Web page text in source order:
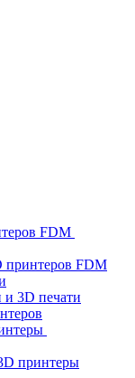
FDM
принтеров FDM
и 3D печати
принтеры